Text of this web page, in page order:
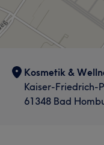
Kosmetik &
Kaiser-Friedrich-
61348 Bad